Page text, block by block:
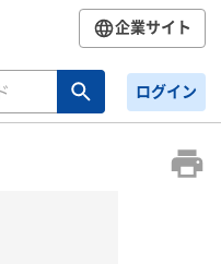
企業サイト
ログイン